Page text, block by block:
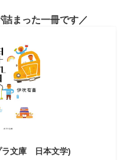
まった一冊です
ラ文庫 日本文学)